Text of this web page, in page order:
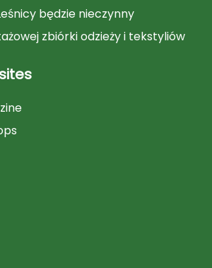
będzie nieczynny
zbiórki odzieży i tekstyliów